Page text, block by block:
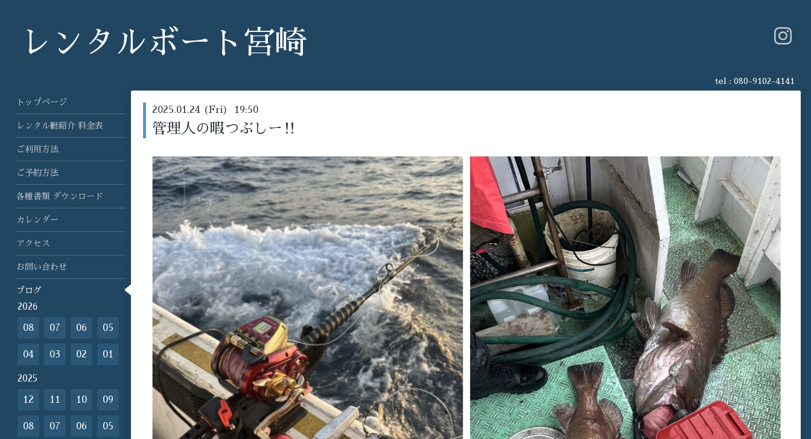
レンタルボート宮崎
tel : 080-9102-4141
2025.01.24 (Fri) 19:50
管理人の暇つぶしー‼️
トップページ
レンタル艇紹介 料金表
ご利用方法
ご予約方法
各種書類 ダウンロード
カレンダー
アクセス
お問い合わせ
ブログ
2026
08 07 06 05
04 03 02 01
2025
12 11 10 09
08 07 06 05